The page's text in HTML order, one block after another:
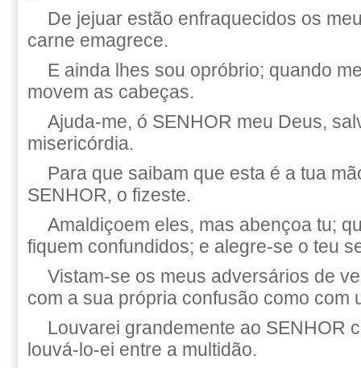
De jejuar estão enfraquecidos os
carne emagrece.
E ainda lhes sou opróbrio; quando
movem as cabeças.
Ajuda-me, ó SENHOR meu Deus,
misericórdia.
Para que saibam que esta é a tua
SENHOR, o fizeste.
Amaldiçoem eles, mas abençoa tu;
fiquem confundidos; e alegre-se o teu
Vistam-se os meus adversários de
com a sua própria confusão como com
Louvarei grandemente ao SENHOR
louvá-lo-ei entre a multidão.